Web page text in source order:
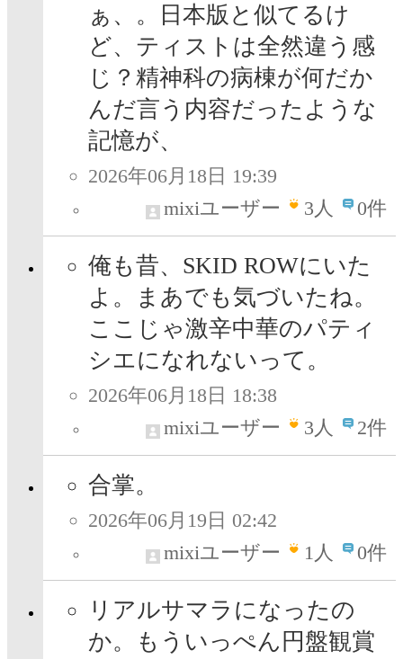
ぁ、。日本版と似てるけ
ど、ティストは全然違う感
じ？精神科の病棟が何だか
んだ言う内容だったような
記憶が、
2026年06月18日 19:39
mixiユーザー
3人 0件
俺も昔、SKID ROWにいた
よ。まあでも気づいたね。
ここじゃ激辛中華のパティ
シエになれないって。
2026年06月18日 18:38
mixiユーザー
3人 2件
合掌。
2026年06月19日 02:42
mixiユーザー
1人 0件
リアルサマラになったの
か。もういっぺん円盤観賞